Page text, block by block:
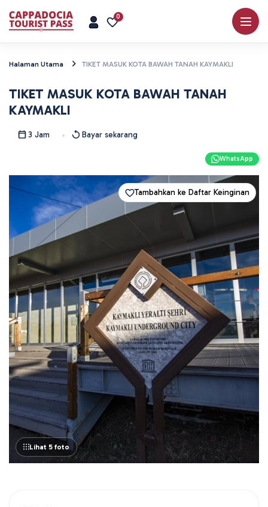
0
Halaman Utama TIKET MASUK KOTA BAWAH TANAH KAYMAKLI
TIKET MASUK KOTA BAWAH TANAH
KAYMAKLI
3 Jam Bayar sekarang
WhatsApp
Tambahkan ke Daftar Keinginan
Lihat 5 foto